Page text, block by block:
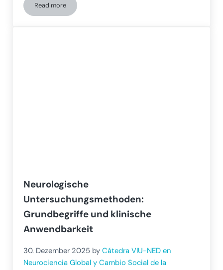
Read moreDemenz und neuropsychologische Bewertung: die GDS-
Neurologische
Untersuchungsmethoden:
Grundbegriffe und klinische
Anwendbarkeit
30. Dezember 2025 byCátedra VIU-NED en
Neurociencia Global y Cambio Social de la